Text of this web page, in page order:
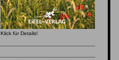
Klick für Details!